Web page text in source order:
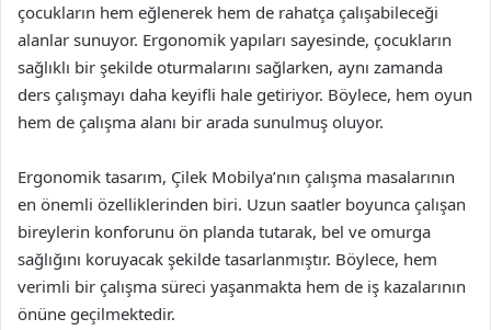
çocukların hem eğlenerek hem de rahatça çalışabileceği
alanlar sunuyor. Ergonomik yapıları sayesinde, çocukların
sağlıklı bir şekilde oturmalarını sağlarken, aynı zamanda
ders çalışmayı daha keyifli hale getiriyor. Böylece, hem oyun
hem de çalışma alanı bir arada sunulmuş oluyor.
Ergonomik tasarım, Çilek Mobilya’nın çalışma masalarının
en önemli özelliklerinden biri. Uzun saatler boyunca çalışan
bireylerin konforunu ön planda tutarak, bel ve omurga
sağlığını koruyacak şekilde tasarlanmıştır. Böylece, hem
verimli bir çalışma süreci yaşanmakta hem de iş kazalarının
önüne geçilmektedir.